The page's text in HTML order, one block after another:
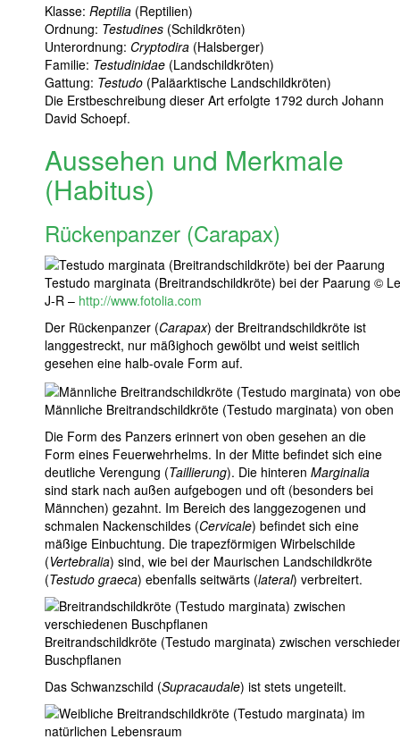
Klasse: Reptilia (Reptilien)
Ordnung: Testudines (Schildkröten)
Unterordnung: Cryptodira (Halsberger)
Familie: Testudinidae (Landschildkröten)
Gattung: Testudo (Paläarktische Landschildkröten)
Die Erstbeschreibung dieser Art erfolgte 1792 durch Johann
David Schoepf.
Aussehen und Merkmale
(Habitus)
Rückenpanzer (Carapax)
Testudo marginata (Breitrandschildkröte) bei der Paarung ©
J-R – http://www.fotolia.com
Der Rückenpanzer (Carapax) der Breitrandschildkröte ist
langgestreckt, nur mäßighoch gewölbt und weist seitlich
gesehen eine halb-ovale Form auf.
Männliche Breitrandschildkröte (Testudo marginata) von oben
Die Form des Panzers erinnert von oben gesehen an die
Form eines Feuerwehrhelms. In der Mitte befindet sich eine
deutliche Verengung (Taillierung). Die hinteren Marginalia
sind stark nach außen aufgebogen und oft (besonders bei
Männchen) gezahnt. Im Bereich des langgezogenen und
schmalen Nackenschildes (Cervicale) befindet sich eine
mäßige Einbuchtung. Die trapezförmigen Wirbelschilde
(Vertebralia) sind, wie bei der Maurischen Landschildkröte
(Testudo graeca) ebenfalls seitwärts (lateral) verbreitert.
Breitrandschildkröte (Testudo marginata) zwischen
Buschpflanen
Das Schwanzschild (Supracaudale) ist stets ungeteilt.